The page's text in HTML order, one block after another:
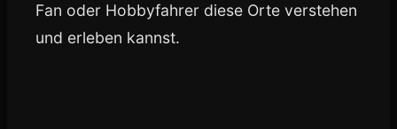
Fan oder Hobbyfahrer diese Orte verstehen
und erleben kannst.